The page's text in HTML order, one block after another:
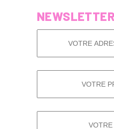
NEWSLETTER